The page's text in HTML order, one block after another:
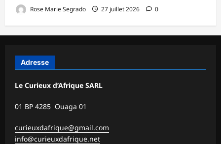
Rose Marie Segrado 27 juillet 2026 0
Adresse
Le Curieux d’Afrique SARL
01 BP 4285 Ouaga 01
curieuxdafrique@gmail.com
info@curieuxdafrique.net